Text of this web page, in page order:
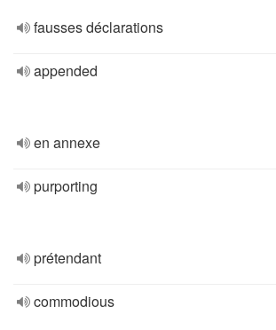
fausses déclarations
appended
en annexe
purporting
prétendant
commodious